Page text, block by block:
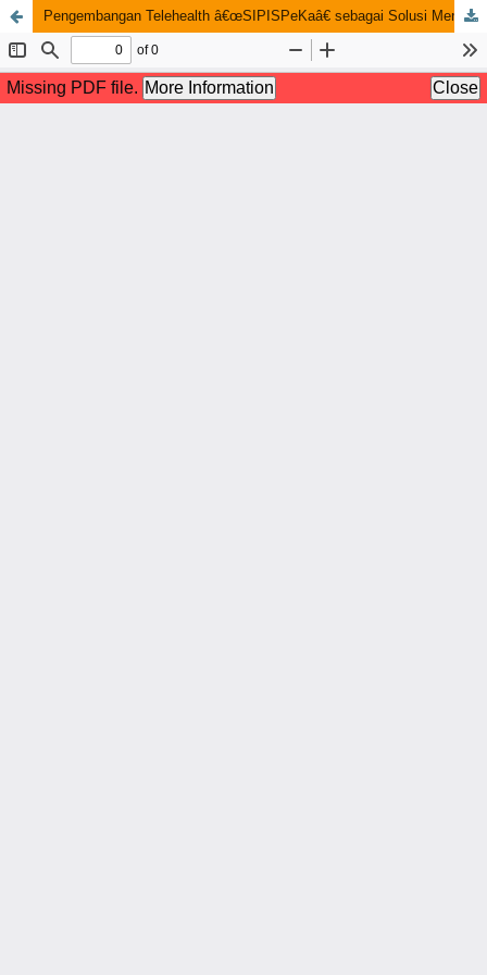
Pengembangan Telehealth â€œSIPISPeKaâ€ sebagai Solusi Mensukseskan Program Indonesia Sehat dengan Pendekatan Keluarga (PIS-PK)